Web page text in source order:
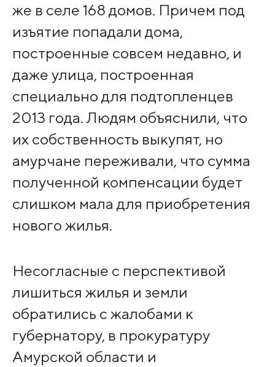
же в селе 168 домов. Причем под
изъятие попадали дома,
построенные совсем недавно, и
даже улица, построенная
специально для подтопленцев
2013 года. Людям объяснили, что
их собственность выкупят, но
амурчане переживали, что сумма
полученной компенсации будет
слишком мала для приобретения
нового жилья.
Несогласные с перспективой
лишиться жилья и земли
обратились с жалобами к
губернатору, в прокуратуру
Амурской области и